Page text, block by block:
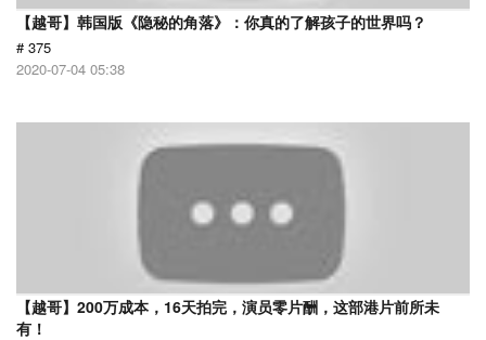
【越哥】韩国版《隐秘的角落》：你真的了解孩子的世界吗？
# 375
2020-07-04 05:38
【越哥】200万成本，16天拍完，演员零片酬，这部港片前所未
有！